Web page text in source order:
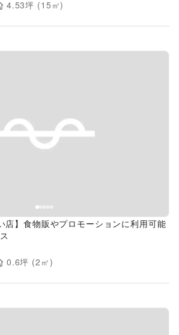
4.53坪 (15 ㎡)
店】食物販やプロモーションに利用可能
0.6坪 (2 ㎡)